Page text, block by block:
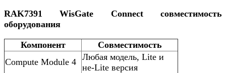
RAK7391 WisGate Connect cовместимость
оборудования
Компонент
Совместимость
Compute Module 4 Любая модель, Lite и
не-Lite версия